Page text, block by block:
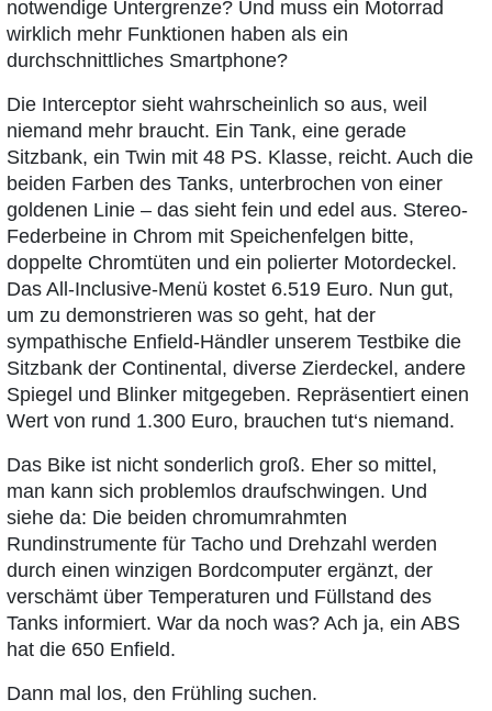
notwendige Untergrenze? Und muss ein Motorrad
wirklich mehr Funktionen haben als ein
durchschnittliches Smartphone?
Die Interceptor sieht wahrscheinlich so aus, weil
niemand mehr braucht. Ein Tank, eine gerade
Sitzbank, ein Twin mit 48 PS. Klasse, reicht. Auch die
beiden Farben des Tanks, unterbrochen von einer
goldenen Linie – das sieht fein und edel aus. Stereo-
Federbeine in Chrom mit Speichenfelgen bitte,
doppelte Chromtüten und ein polierter Motordeckel.
Das All-Inclusive-Menü kostet 6.519 Euro. Nun gut,
um zu demonstrieren was so geht, hat der
sympathische Enfield-Händler unserem Testbike die
Sitzbank der Continental, diverse Zierdeckel, andere
Spiegel und Blinker mitgegeben. Repräsentiert einen
Wert von rund 1.300 Euro, brauchen tut‘s niemand.
Das Bike ist nicht sonderlich groß. Eher so mittel,
man kann sich problemlos draufschwingen. Und
siehe da: Die beiden chromumrahmten
Rundinstrumente für Tacho und Drehzahl werden
durch einen winzigen Bordcomputer ergänzt, der
verschämt über Temperaturen und Füllstand des
Tanks informiert. War da noch was? Ach ja, ein ABS
hat die 650 Enfield.
Dann mal los, den Frühling suchen.